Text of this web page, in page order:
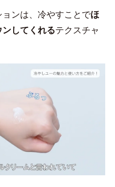
ンは、冷やすことでほ
してくれるテクスチャ